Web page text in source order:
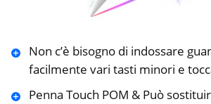
Non c’è bisogno di indossare
facilmente vari tasti minori e
Penna Touch POM & Può